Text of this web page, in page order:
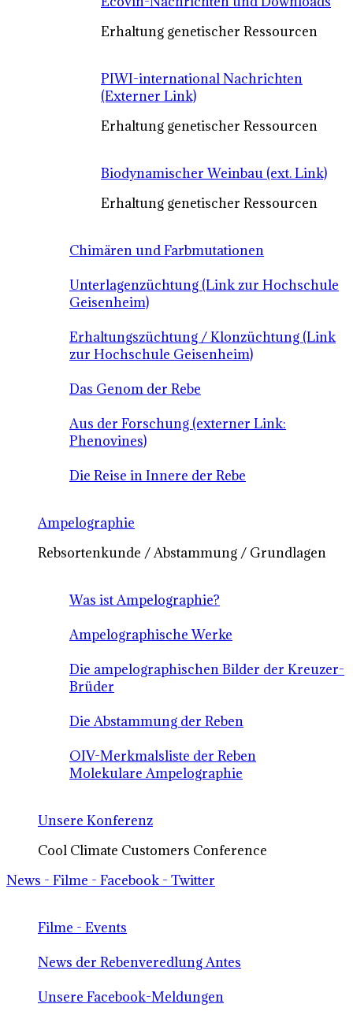
Erhaltung genetischer Ressourcen
PIWI-international Nachrichten
(Externer Link)
Erhaltung genetischer Ressourcen
Biodynamischer Weinbau (ext. Link)
Erhaltung genetischer Ressourcen
Chimären und Farbmutationen
Unterlagenzüchtung (Link zur Hochschule
Geisenheim)
Erhaltungszüchtung / Klonzüchtung (Link
zur Hochschule Geisenheim)
Das Genom der Rebe
Aus der Forschung (externer Link:
Phenovines)
Die Reise in Innere der Rebe
Ampelographie
Rebsortenkunde / Abstammung / Grundlagen
Was ist Ampelographie?
Ampelographische Werke
Die ampelographischen Bilder der Kreuzer-
Brüder
Die Abstammung der Reben
OIV-Merkmalsliste der Reben
Molekulare Ampelographie
Unsere Konferenz
Cool Climate Customers Conference
News - Filme - Facebook - Twitter
Filme - Events
News der Rebenveredlung Antes
Unsere Facebook-Meldungen